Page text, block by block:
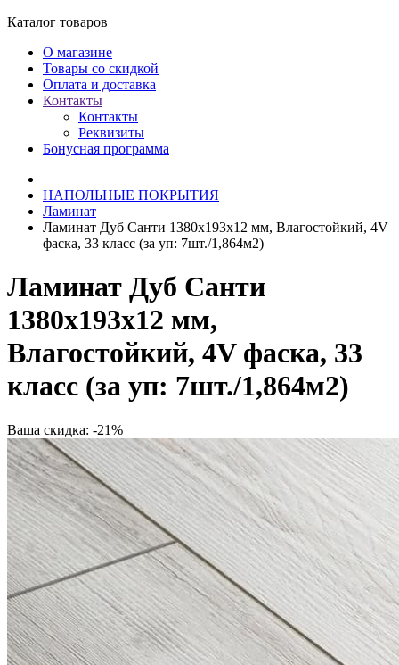
Каталог товаров
О магазине
Товары со скидкой
Оплата и доставка
Контакты
Контакты
Реквизиты
Бонусная программа
НАПОЛЬНЫЕ ПОКРЫТИЯ
Ламинат
Ламинат Дуб Санти 1380х193х12 мм, Влагостойкий, 4V
фаска, 33 класс (за уп: 7шт./1,864м2)
Ламинат Дуб Санти
1380х193х12 мм,
Влагостойкий, 4V фаска, 33
класс (за уп: 7шт./1,864м2)
Ваша скидка: -21%